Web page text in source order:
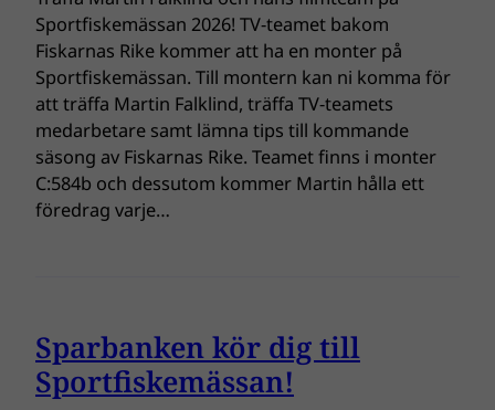
Sportfiskemässan 2026! TV-teamet bakom
Fiskarnas Rike kommer att ha en monter på
Sportfiskemässan. Till montern kan ni komma för
att träffa Martin Falklind, träffa TV-teamets
medarbetare samt lämna tips till kommande
säsong av Fiskarnas Rike. Teamet finns i monter
C:584b och dessutom kommer Martin hålla ett
föredrag varje…
Sparbanken kör dig till
Sportfiskemässan!